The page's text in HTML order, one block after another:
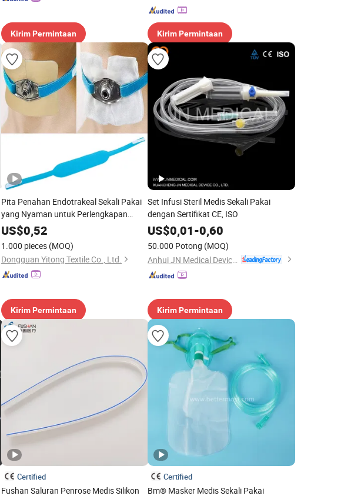
Kirim Permintaan Kirim Permintaan
Pita Penahan Endotrakeal Sekali Pakai
yang Nyaman untuk Perlengkapan
Medis
US$0,52
1.000 pieces (MOQ)
Dongguan Yitong Textile Co., Ltd.
Kirim Permintaan
Set Infusi Steril Medis Sekali Pakai
dengan Sertifikat CE, ISO
US$0,01-0,60
50.000 Potong (MOQ)
Anhui JN Medical Device Co., Ltd.
Kirim Permintaan
Certified
Fushan Saluran Penrose Medis Silikon
Certified
Bm® Masker Medis Sekali Pakai